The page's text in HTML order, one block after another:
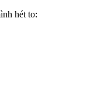
hét to: